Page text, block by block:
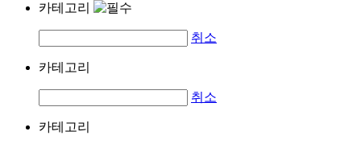
카테고리
취소
카테고리
취소
카테고리